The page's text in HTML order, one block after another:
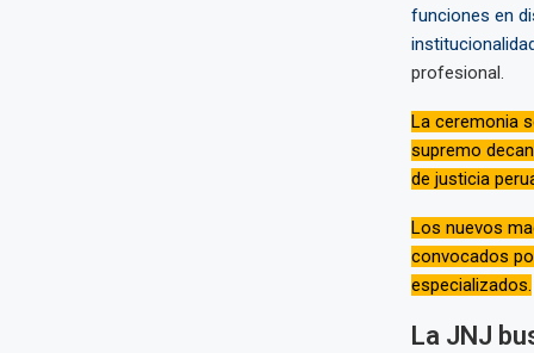
funciones en
profesional.
La ceremonia
supremo
de justicia
Los nuevos
convocados
especializados.
La JNJ